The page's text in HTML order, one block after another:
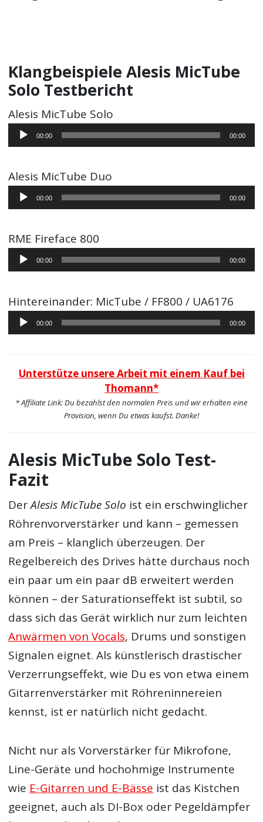
Klangbeispiele Alesis MicTube
Solo Testbericht
Alesis MicTube Solo
Audio-
Player
00:00 00:00
Alesis MicTube Duo
Audio-
Player
00:00 00:00
RME Fireface 800
Audio-
Player
00:00 00:00
Hintereinander: MicTube / FF800 / UA6176
Audio-
Player
00:00 00:00
Unterstütze unsere Arbeit mit einem Kauf bei
Thomann*
* Affiliate Link: Du bezahlst den normalen Preis und wir erhalten eine
Provision, wenn Du etwas kaufst. Danke!
Alesis MicTube Solo Test-
Fazit
DerAlesis MicTube Solo ist ein erschwinglicher
Röhrenvorverstärker und kann – gemessen
am Preis – klanglich überzeugen. Der
Regelbereich des Drives hätte durchaus noch
ein paar um ein paar dB erweitert werden
können – der Saturationseffekt ist subtil, so
dass sich das Gerät wirklich nur zum leichten
Anwärmen von Vocals, Drums und sonstigen
Signalen eignet. Als künstlerisch drastischer
Verzerrungseffekt, wie Du es von etwa einem
Gitarrenverstärker mit Röhreninnereien
kennst, ist er natürlich nicht gedacht.
Nicht nur als Vorverstärker für Mikrofone,
Line-Geräte und hochohmige Instrumente
wie E-Gitarren und E-Bässe ist das Kistchen
geeignet, auch als DI-Box oder Pegeldämpfer